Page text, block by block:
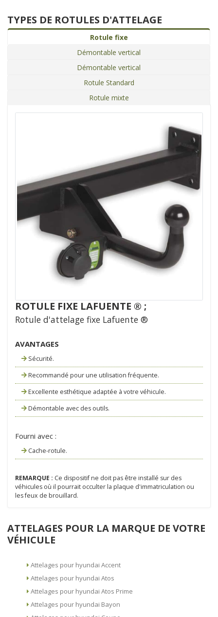
TYPES DE ROTULES D'ATTELAGE
Rotule fixe
Démontable vertical
Démontable vertical
Rotule Standard
Rotule mixte
ROTULE FIXE LAFUENTE ® ;
Rotule d'attelage fixe Lafuente ®
AVANTAGES
Sécurité.
Recommandé pour une utilisation fréquente.
Excellente esthétique adaptée à votre véhicule.
Démontable avec des outils.
Fourni avec :
Cache-rotule.
REMARQUE : Ce dispositif ne doit pas être installé sur des
véhicules où il pourrait occulter la plaque d'immatriculation ou
les feux de brouillard.
ATTELAGES POUR LA MARQUE DE VOTRE
VÉHICULE
Attelages pour hyundai Accent
Attelages pour hyundai Atos
Attelages pour hyundai Atos Prime
Attelages pour hyundai Bayon